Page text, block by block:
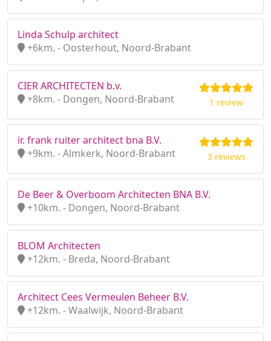
Linda Schulp architect
+6km. - Oosterhout, Noord-Brabant
CIER ARCHITECTEN b.v.
+8km. - Dongen, Noord-Brabant
1 review
ir. frank ruiter architect bna B.V.
+9km. - Almkerk, Noord-Brabant
3 reviews
De Beer & Overboom Architecten BNA B.V.
+10km. - Dongen, Noord-Brabant
BLOM Architecten
+12km. - Breda, Noord-Brabant
Architect Cees Vermeulen Beheer B.V.
+12km. - Waalwijk, Noord-Brabant